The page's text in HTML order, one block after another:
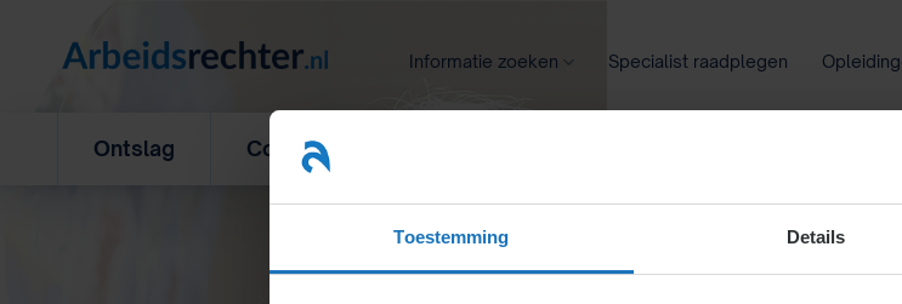
Toestemming Details
Informatie zoeken Specialist raadplegen
Ontslag Concurrentiebeding